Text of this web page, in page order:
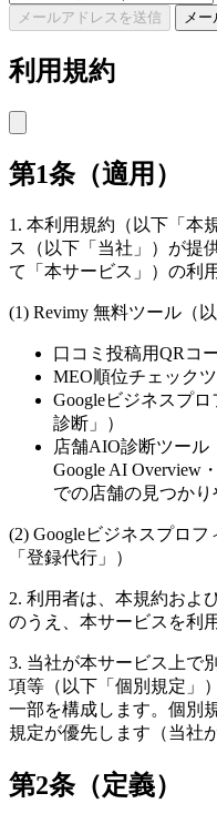
メールアドレスを送信 メー
利用規約
第1条（適用）
1. 本利用規約（以下「本
ス（以下「当社」）が提
て「本サービス」）の利
(1) Revimy 無料ツール（
口コミ投稿用QRコ
MEO順位チェック
Googleビジネスプ
診断」）
店舗AIO診断ツール
Google AI Overview
での店舗の見つかり
(2) Googleビジネスプロ
「登録代行」）
2. 利用者は、本規約およ
のうえ、本サービスを利
3. 当社が本サービス上で
項等（以下「個別規定」
一部を構成します。個別
規定が優先します（当社
第2条（定義）